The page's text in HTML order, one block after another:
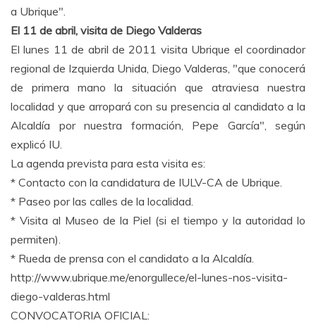
a Ubrique".
El 11 de abril, visita de Diego Valderas
El lunes 11 de abril de 2011 visita Ubrique el coordinador
regional de Izquierda Unida, Diego Valderas, "que conocerá
de primera mano la situación que atraviesa nuestra
localidad y que arropará con su presencia al candidato a la
Alcaldía por nuestra formación, Pepe García", según
explicó IU.
La agenda prevista para esta visita es:
* Contacto con la candidatura de IULV-CA de Ubrique.
* Paseo por las calles de la localidad.
* Visita al Museo de la Piel (si el tiempo y la autoridad lo
permiten).
* Rueda de prensa con el candidato a la Alcaldía.
http://www.ubrique.me/enorgullece/el-lunes-nos-visita-
diego-valderas.html
CONVOCATORIA OFICIAL: